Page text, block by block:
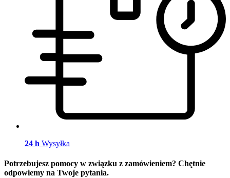
24 h Wysyłka
Potrzebujesz pomocy w związku z zamówieniem? Chętnie
odpowiemy na Twoje pytania.